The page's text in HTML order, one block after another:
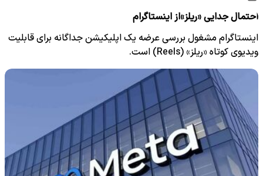
احتمال جدایی «ریلز»از اینستاگرام
اینستاگرام مشغول بررسی عرضه یک اپلیکیشن جداگانه برای قابلیت
ویدیوی کوتاه «ریلز» (Reels) است.